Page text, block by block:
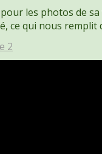
les photos de sa
ce qui nous remplit